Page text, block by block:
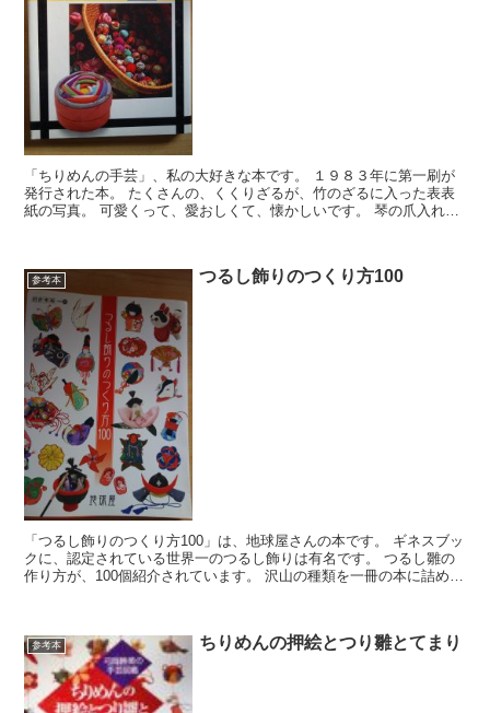
「ちりめんの手芸」、私の大好きな本です。 １９８３年に第一刷が
発行された本。 たくさんの、くくりざるが、竹のざるに入った表表
紙の写真。 可愛くって、愛おしくて、懐かしいです。 琴の爪入れ
参考本 つるし飾りのつくり方100
「つるし飾りのつくり方100」は、地球屋さんの本です。 ギネスブッ
クに、認定されている世界一のつるし飾りは有名です。 つるし雛の
作り方が、100個紹介されています。 沢山の種類を一冊の本に詰め込
参考本 ちりめんの押絵とつり雛とてまり